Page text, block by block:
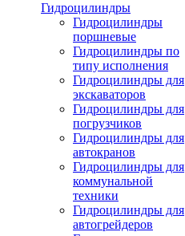
Гидроцилиндры
Гидроцилиндры
поршневые
Гидроцилиндры по
типу исполнения
Гидроцилиндры для
экскаваторов
Гидроцилиндры для
погрузчиков
Гидроцилиндры для
автокранов
Гидроцилиндры для
коммунальной
техники
Гидроцилиндры для
автогрейдеров